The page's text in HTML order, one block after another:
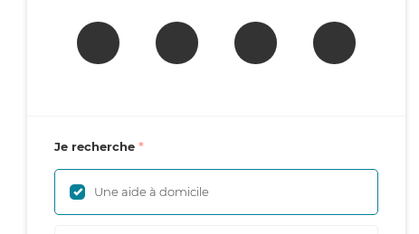
Je recherche
Une aide à domicile